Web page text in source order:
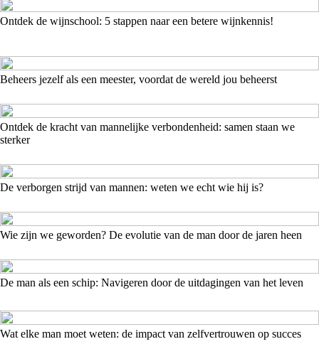
Ontdek de wijnschool: 5 stappen naar een betere wijnkennis!
Beheers jezelf als een meester, voordat de wereld jou beheerst
Ontdek de kracht van mannelijke verbondenheid: samen staan we
sterker
De verborgen strijd van mannen: weten we echt wie hij is?
Wie zijn we geworden? De evolutie van de man door de jaren heen
De man als een schip: Navigeren door de uitdagingen van het leven
Wat elke man moet weten: de impact van zelfvertrouwen op succes